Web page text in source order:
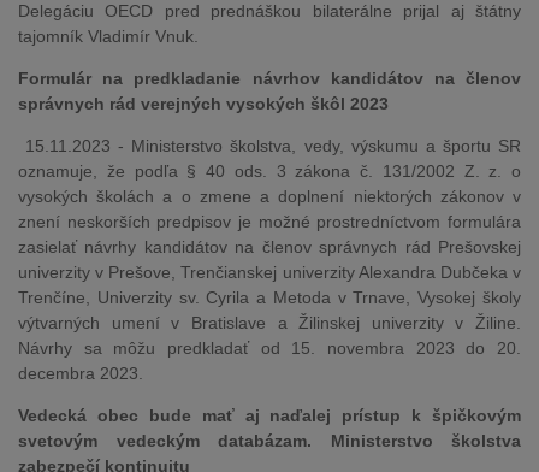
Delegáciu OECD pred prednáškou bilaterálne prijal aj štátny
tajomník Vladimír Vnuk.
Formulár na predkladanie návrhov kandidátov na členov
správnych rád verejných vysokých škôl 2023
15.11.2023 - Ministerstvo školstva, vedy, výskumu a športu SR
oznamuje, že podľa § 40 ods. 3 zákona č. 131/2002 Z. z. o
vysokých školách a o zmene a doplnení niektorých zákonov v
znení neskorších predpisov je možné prostredníctvom formulára
zasielať návrhy kandidátov na členov správnych rád Prešovskej
univerzity v Prešove, Trenčianskej univerzity Alexandra Dubčeka v
Trenčíne, Univerzity sv. Cyrila a Metoda v Trnave, Vysokej školy
výtvarných umení v Bratislave a Žilinskej univerzity v Žiline.
Návrhy sa môžu predkladať od 15. novembra 2023 do 20.
decembra 2023.
Vedecká obec bude mať aj naďalej prístup k špičkovým
svetovým vedeckým databázam. Ministerstvo školstva
zabezpečí kontinuitu